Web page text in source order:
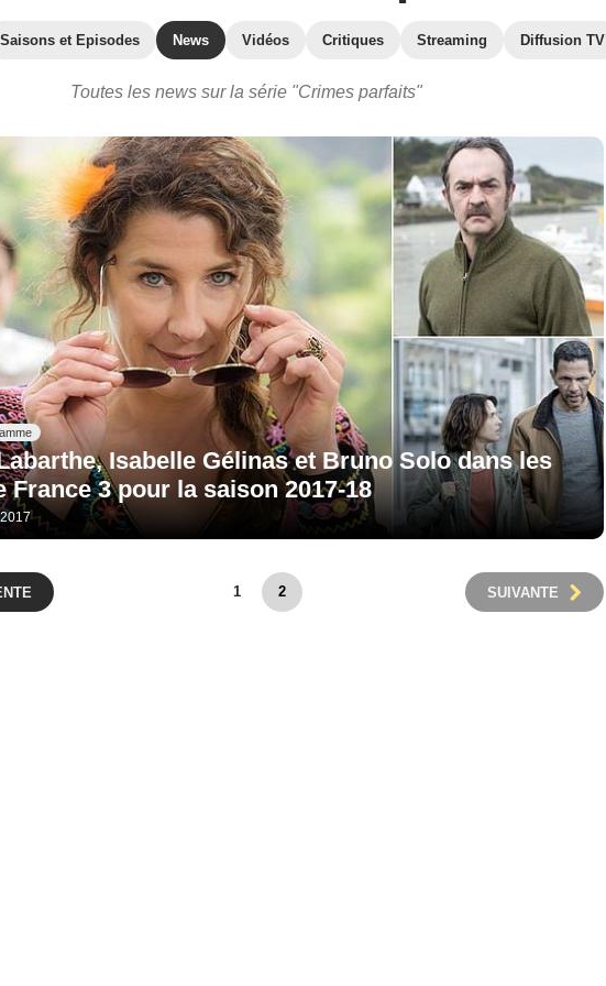
Saisons et Episodes News Vidéos Critiques Streaming Diffusion TV
Toutes les news sur la série "Crimes parfaits"
Isabelle Gélinas et Bruno Solo dans les
France 3 pour la saison 2017-18
SUIVANTE
1 2